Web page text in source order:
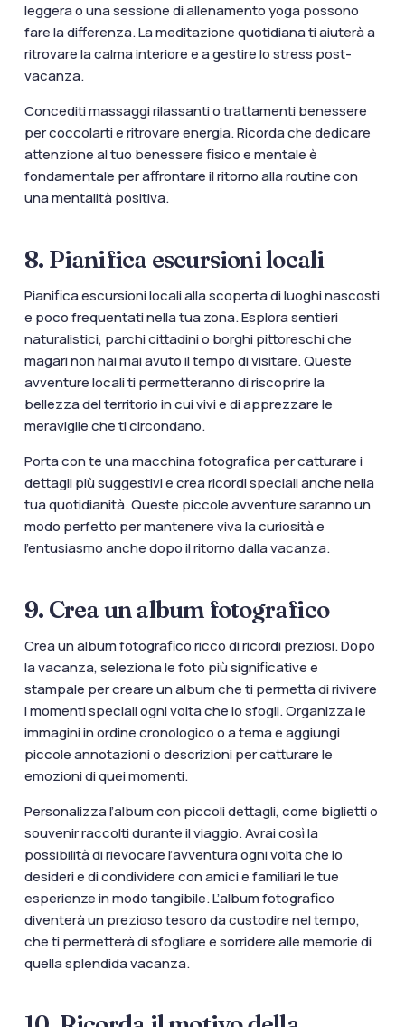
leggera o una sessione di allenamento yoga possono
fare la differenza. La meditazione quotidiana ti aiuterà a
ritrovare la calma interiore e a gestire lo stress post-
vacanza.
Concediti massaggi rilassanti o trattamenti benessere
per coccolarti e ritrovare energia. Ricorda che dedicare
attenzione al tuo benessere fisico e mentale è
fondamentale per affrontare il ritorno alla routine con
una mentalità positiva.
8. Pianifica escursioni locali
Pianifica escursioni locali alla scoperta di luoghi nascosti
e poco frequentati nella tua zona. Esplora sentieri
naturalistici, parchi cittadini o borghi pittoreschi che
magari non hai mai avuto il tempo di visitare. Queste
avventure locali ti permetteranno di riscoprire la
bellezza del territorio in cui vivi e di apprezzare le
meraviglie che ti circondano.
Porta con te una macchina fotografica per catturare i
dettagli più suggestivi e crea ricordi speciali anche nella
tua quotidianità. Queste piccole avventure saranno un
modo perfetto per mantenere viva la curiosità e
l’entusiasmo anche dopo il ritorno dalla vacanza.
9. Crea un album fotografico
Crea un album fotografico ricco di ricordi preziosi. Dopo
la vacanza, seleziona le foto più significative e
stampale per creare un album che ti permetta di rivivere
i momenti speciali ogni volta che lo sfogli. Organizza le
immagini in ordine cronologico o a tema e aggiungi
piccole annotazioni o descrizioni per catturare le
emozioni di quei momenti.
Personalizza l’album con piccoli dettagli, come biglietti o
souvenir raccolti durante il viaggio. Avrai così la
possibilità di rievocare l’avventura ogni volta che lo
desideri e di condividere con amici e familiari le tue
esperienze in modo tangibile. L’album fotografico
diventerà un prezioso tesoro da custodire nel tempo,
che ti permetterà di sfogliare e sorridere alle memorie di
quella splendida vacanza.